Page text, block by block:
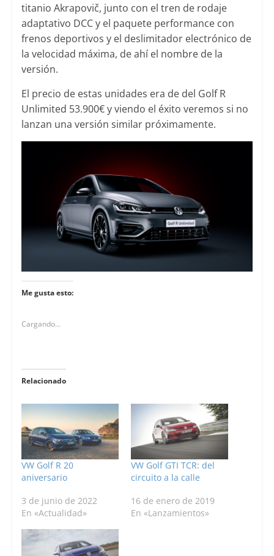
titanio Akrapovič, junto con el tren de rodaje
adaptativo DCC y el paquete performance con
frenos deportivos y el deslimitador electrónico de
la velocidad máxima, de ahí el nombre de la
versión.
El precio de estas unidades era de del Golf R
Unlimited 53.900€ y viendo el éxito veremos si no
lanzan una versión similar próximamente.
Me gusta esto:
Cargando...
Relacionado
VW Golf R 20
aniversario
3 de junio de 2022
En «Actualidad»
VW Golf GTI TCR: del
circuito a la calle
16 de enero de 2019
En «Lanzamientos»